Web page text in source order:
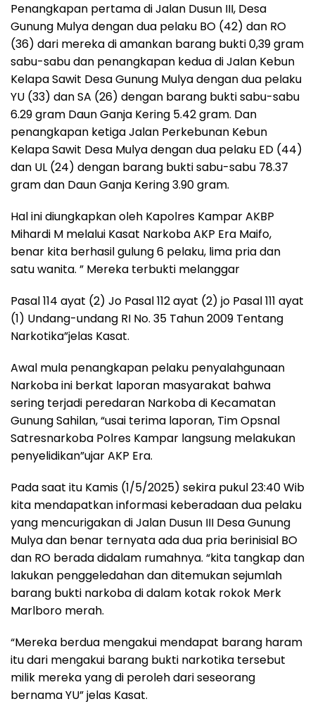
Penangkapan pertama di Jalan Dusun III, Desa
Gunung Mulya dengan dua pelaku BO (42) dan RO
(36) dari mereka di amankan barang bukti 0,39 gram
sabu-sabu dan penangkapan kedua di Jalan Kebun
Kelapa Sawit Desa Gunung Mulya dengan dua pelaku
YU (33) dan SA (26) dengan barang bukti sabu-sabu
6.29 gram Daun Ganja Kering 5.42 gram. Dan
penangkapan ketiga Jalan Perkebunan Kebun
Kelapa Sawit Desa Mulya dengan dua pelaku ED (44)
dan UL (24) dengan barang bukti sabu-sabu 78.37
gram dan Daun Ganja Kering 3.90 gram.
Hal ini diungkapkan oleh Kapolres Kampar AKBP
Mihardi M melalui Kasat Narkoba AKP Era Maifo,
benar kita berhasil gulung 6 pelaku, lima pria dan
satu wanita. ” Mereka terbukti melanggar
Pasal 114 ayat (2) Jo Pasal 112 ayat (2) jo Pasal 111 ayat
(1) Undang-undang RI No. 35 Tahun 2009 Tentang
Narkotika”jelas Kasat.
Awal mula penangkapan pelaku penyalahgunaan
Narkoba ini berkat laporan masyarakat bahwa
sering terjadi peredaran Narkoba di Kecamatan
Gunung Sahilan, “usai terima laporan, Tim Opsnal
Satresnarkoba Polres Kampar langsung melakukan
penyelidikan”ujar AKP Era.
Pada saat itu Kamis (1/5/2025) sekira pukul 23:40 Wib
kita mendapatkan informasi keberadaan dua pelaku
yang mencurigakan di Jalan Dusun III Desa Gunung
Mulya dan benar ternyata ada dua pria berinisial BO
dan RO berada didalam rumahnya. “kita tangkap dan
lakukan penggeledahan dan ditemukan sejumlah
barang bukti narkoba di dalam kotak rokok Merk
Marlboro merah.
“Mereka berdua mengakui mendapat barang haram
itu dari mengakui barang bukti narkotika tersebut
milik mereka yang di peroleh dari seseorang
bernama YU” jelas Kasat.